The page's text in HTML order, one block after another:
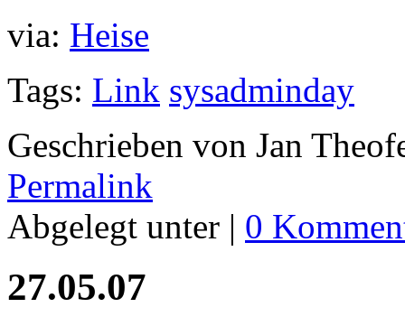
via: Heise
Tags: Link sysadminday
Geschrieben von Jan
Permalink
Abgelegt unter | 0
27.05.07